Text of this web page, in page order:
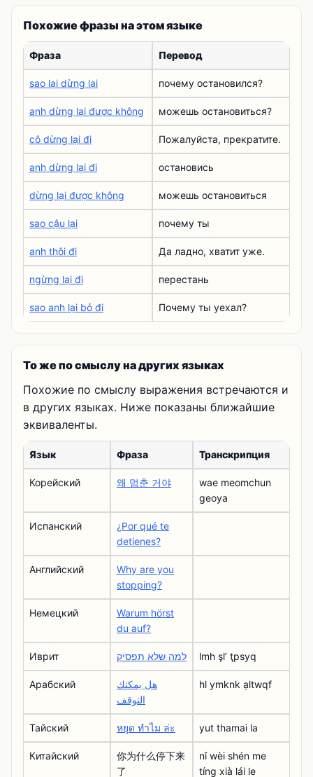
Похожие фразы на этом языке
Фраза Перевод
sao lại dừng lại почему остановился?
anh dừng lại được không можешь остановиться?
cô dừng lại đi Пожалуйста, прекратите.
anh dừng lại đi остановись
dừng lại được không можешь остановиться
sao cậu lại почему ты
anh thôi đi Да ладно, хватит уже.
ngừng lại đi перестань
sao anh lại bỏ đi Почему ты уехал?
То же по смыслу на других языках
Похожие по смыслу выражения встречаются и
в других языках. Ниже показаны ближайшие
эквиваленты.
Язык Фраза Транскрипция
Корейский 왜 멈춘 거야
wae meomchun
geoya
Испанский
¿Por qué te
detienes?
Английский
Why are you
stopping?
Немецкий
Warum hörst
du auf?
Иврит למה שלא תפסיק lmh şlʼ ţpsyq
Арабский
هل يمكنك
التوقف
hl ymknk ạltwqf
Тайский หยุด ทําไม ล่ะ yut thamai la
Китайский
你为什么停下来
了
nǐ wèi shén me
tíng xià lái le